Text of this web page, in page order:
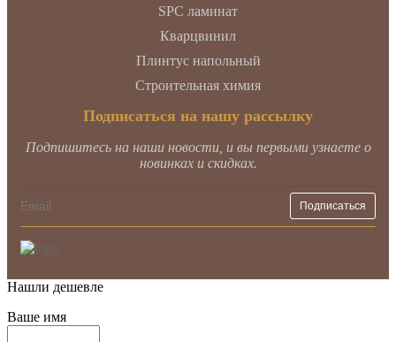
SPC ламинат
Кварцвинил
Плинтус напольный
Строительная химия
Подписаться на нашу рассылку
Подпишитесь на наши новости, и вы первыми узнаете о
новинках и скидках.
Нашли дешевле
Ваше имя